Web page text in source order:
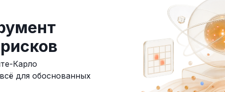
Карло
для обоснованных